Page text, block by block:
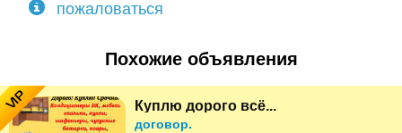
пожаловаться
Похожие объявления
VIP Куплю дорого всё...
договор.